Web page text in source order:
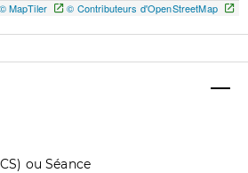
© MapTiler © Contributeurs d'OpenStreetMap
ou Séance